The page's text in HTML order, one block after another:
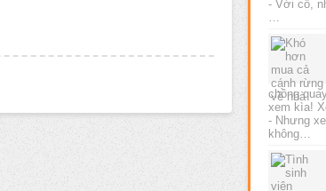
- Với cô,
…
chồng
xem kìa!
- Nhưng
không…